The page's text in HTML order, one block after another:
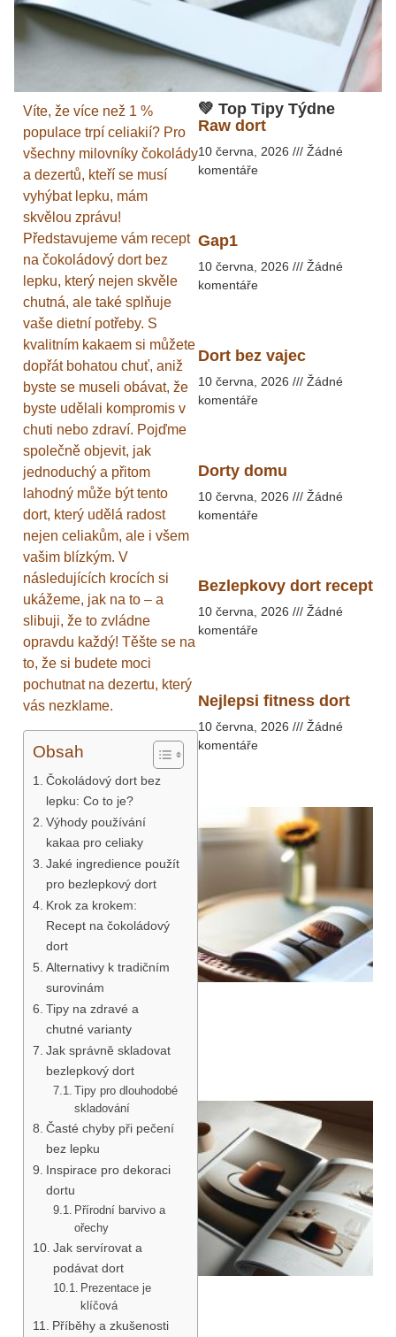
Víte, že více než 1 %
populace trpí celiakií? Pro
všechny milovníky čokolády
a dezertů, kteří se musí
vyhýbat lepku, mám
skvělou zprávu!
Představujeme vám recept
na čokoládový dort bez
lepku, který nejen skvěle
chutná, ale také splňuje
vaše dietní potřeby. S
kvalitním kakaem si můžete
dopřát bohatou chuť, aniž
byste se museli obávat, že
byste udělali kompromis v
chuti nebo zdraví. Pojďme
společně objevit, jak
jednoduchý a přitom
lahodný může být tento
dort, který udělá radost
nejen celiakům, ale i všem
vašim blízkým. V
následujících krocích si
ukážeme, jak na to – a
slibuji, že to zvládne
opravdu každý! Těšte se na
to, že si budete moci
pochutnat na dezertu, který
vás nezklame.
Obsah
Čokoládový dort bez
lepku: Co to je?
Výhody používání
kakaa pro celiaky
Jaké ingredience použít
pro bezlepkový dort
Krok za krokem:
Recept na čokoládový
dort
Alternativy k tradičním
surovinám
Tipy na zdravé a
chutné varianty
Jak správně skladovat
bezlepkový dort
Tipy pro dlouhodobé
skladování
Časté chyby při pečení
bez lepku
Inspirace pro dekoraci
dortu
Přírodní barvivo a
ořechy
Jak servírovat a
podávat dort
Prezentace je
klíčová
Příběhy a zkušenosti
💚 Top Tipy Týdne
Raw dort
10 června, 2026
Žádné
komentáře
Gap1
10 června, 2026
Žádné
komentáře
Dort bez vajec
10 června, 2026
Žádné
komentáře
Dorty domu
10 června, 2026
Žádné
komentáře
Bezlepkovy dort recept
10 června, 2026
Žádné
komentáře
Nejlepsi fitness dort
10 června, 2026
Žádné
komentáře